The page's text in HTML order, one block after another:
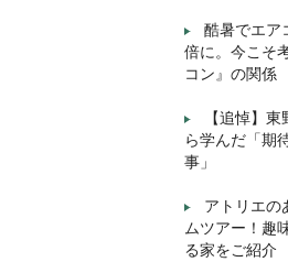
酷暑でエア
倍に。今こそ
コン』の関係
【追悼】
ら学んだ「期
事」
アトリエの
ムツアー！趣
る家をご紹介